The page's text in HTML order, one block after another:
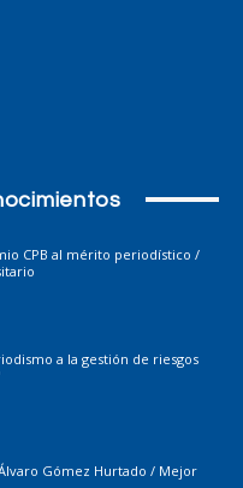
CPB al mérito periodístico /
a la gestión de riesgos
Gómez Hurtado / Mejor